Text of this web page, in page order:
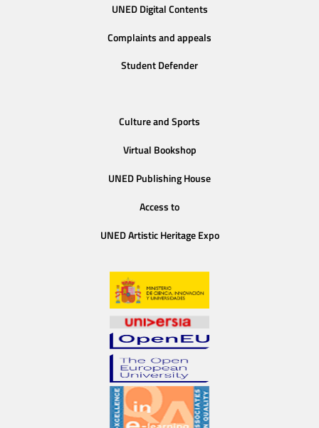
UNED Digital Contents
Complaints and appeals
Student Defender
Culture and Sports
Virtual Bookshop
UNED Publishing House
Access to
UNED Artistic Heritage Expo